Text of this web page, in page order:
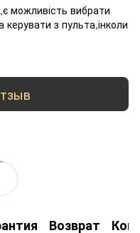
можливість вибрати
з пульта,інколи
Возврат